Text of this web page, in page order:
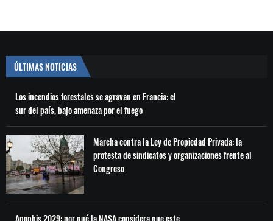
ÚLTIMAS NOTICIAS
Los incendios forestales se agravan en Francia: el
sur del país, bajo amenaza por el fuego
Marcha contra la Ley de Propiedad Privada: la
protesta de sindicatos y organizaciones frente al
Congreso
Apophis 2029: por qué la NASA considera que este